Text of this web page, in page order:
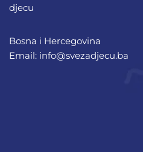
djecu
Bosna i Hercegovina
Email: info@svezadjecu.ba